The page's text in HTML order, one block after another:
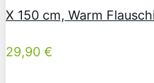
X 150 cm, Warm
29,90 €